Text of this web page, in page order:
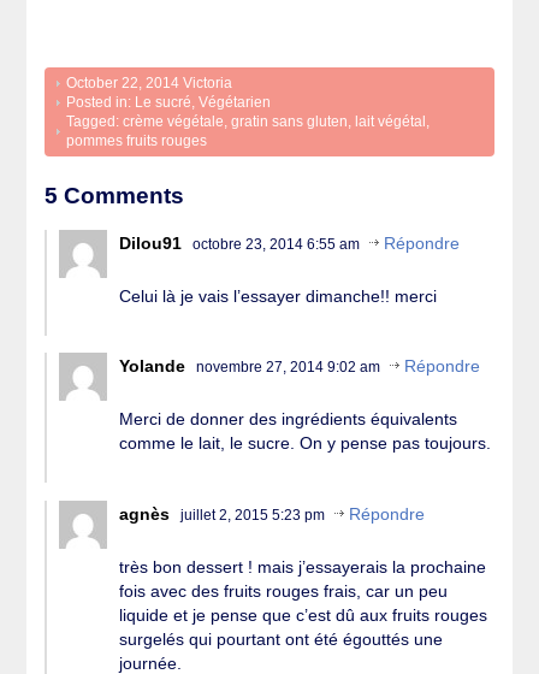
October 22, 2014 Victoria
Posted in:
Le sucré ,Végétarien
Tagged:crème végétale ,gratin sans gluten lait végétal
pommes fruits rouges
5 Comments
Dilou91 octobre 23, 2014 6:55 am Répondre
Celui là je vais l’essayer dimanche!! merci
Yolande novembre 27, 2014 9:02 am Répondre
Merci de donner des ingrédients équivalents
comme le lait, le sucre. On y pense pas toujours.
agnès juillet 2, 2015 5:23 pm Répondre
très bon dessert ! mais j’essayerais la prochaine
fois avec des fruits rouges frais, car un peu
liquide et je pense que c’est dû aux fruits rouges
surgelés qui pourtant ont été égouttés une
journée.